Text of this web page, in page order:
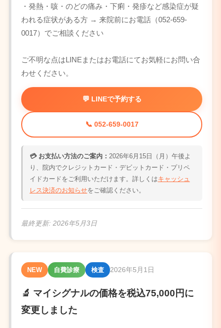
・発熱・咳・のどの痛み・下痢・発疹など感染症が疑
われる症状がある方 → 来院前にお電話（052-659-
0017）でご相談ください
ご不明な点はLINEまたはお電話にてお気軽にお問い合
わせください。
💬 LINEで予約する
📞 052-659-0017
💳 お支払い方法のご案内： 2026年6月15日（月）午後よ
り、院内でクレジットカード・デビットカード・プリペ
イドカードをご利用いただけます。詳しくはキャッシュ
レス決済のお知らせをご確認ください。
最終更新: 2026年5月3日
NEW 自費診療 検査 2026年5月1日
🔬 マイシグナルの価格を税込75,000円に
変更しました